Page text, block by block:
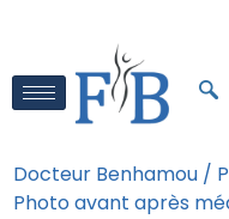
Docteur Benhamou /
Photo avant après